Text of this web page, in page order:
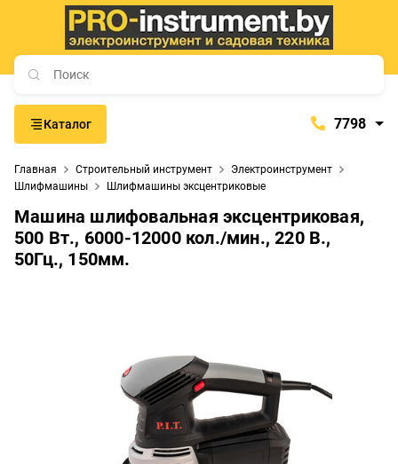
Каталог 7798
+375 (29) 657-77-98
proinstrument-minsk@mail.ru
Главная Строительный инструмент
Электроинструмент
Шлифмашины
Шлифмашины эксцентриковые
Машина шлифовальная эксцентриковая,
500 Вт., 6000-12000 кол./мин., 220 В.,
50Гц., 150мм.